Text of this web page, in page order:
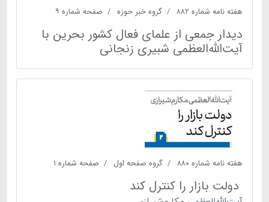
هفته نامه شماره ۸۸۲ گروه خبر حوزه صفحه شماره ۹
دیدار جمعی از علمای فعال کشور بحرین با
آیت‌الله‌العظمی شبیری زنجانی
هفته نامه شماره ۸۸۰ گروه صفحه اول صفحه شماره ۱
دولت بازار را کنترل کند